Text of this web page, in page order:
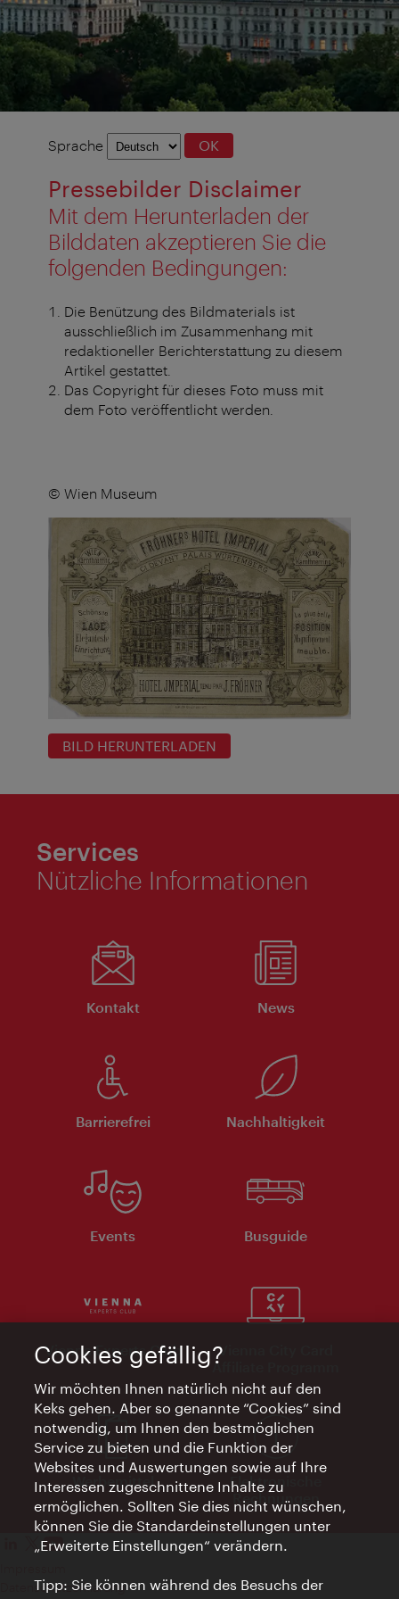
Sprachauswahl
Sprache OK
Pressebilder Disclaimer
Mit dem Herunterladen der
Bilddaten akzeptieren Sie die
folgenden Bedingungen:
Die Benützung des Bildmaterials ist
ausschließlich im Zusammenhang mit
redaktioneller Berichterstattung zu diesem
Artikel gestattet.
Das Copyright für dieses Foto muss mit
dem Foto veröffentlicht werden.
© Wien Museum
BILD HERUNTERLADEN
Services
Nützliche Informationen
Kontakt News
Barrierefrei Nachhaltigkeit
Events Busguide
Vienna Experts Club
Vienna City Card
Affiliate Programm
Werbemittel
Elektronische
Rechnungen
Datenschutzerklärung
Cookies gefällig?
Wir möchten Ihnen natürlich nicht auf den
Keks gehen. Aber so genannte “Cookies” sind
notwendig, um Ihnen den bestmöglichen
Service zu bieten und die Funktion der
Websites und Auswertungen sowie auf Ihre
Interessen zugeschnittene Inhalte zu
ermöglichen. Sollten Sie dies nicht wünschen,
können Sie die Standardeinstellungen unter
„Erweiterte Einstellungen“ verändern.
Tipp: Sie können während des Besuchs der